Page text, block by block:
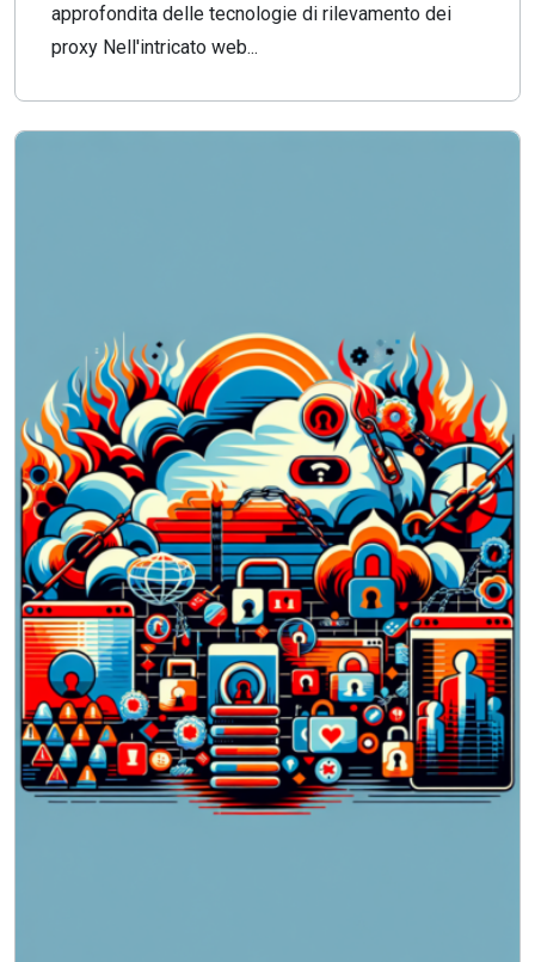
approfondita delle tecnologie di rilevamento dei
proxy Nell'intricato web...